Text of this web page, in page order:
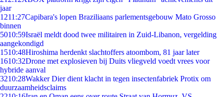
jaar
1211:27Capibara's lopen Braziliaans parlementsgebouw Mato Grosso
binnen
5010:59Israël meldt dood twee militairen in Zuid-Libanon, vergelding
aangekondigd
1510:48Hiroshima herdenkt slachtoffers atoombom, 81 jaar later
1610:32Drone met explosieven bij Duits vliegveld voedt vrees voor
hybride aanval
3210:28Wakker Dier dient klacht in tegen insectenfabriek Protix om
duurzaamheidsclaims